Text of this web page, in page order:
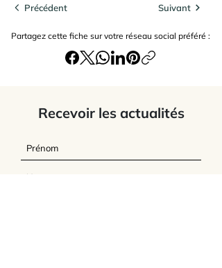
Précédent Suivant
Partagez cette fiche sur votre réseau social préféré :
Recevoir les actualités